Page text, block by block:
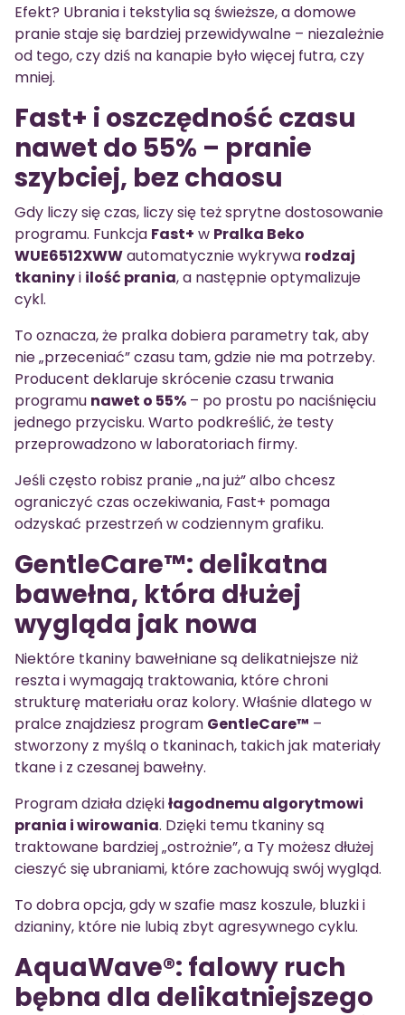
Efekt? Ubrania i tekstylia są świeższe, a domowe
pranie staje się bardziej przewidywalne – niezależnie
od tego, czy dziś na kanapie było więcej futra, czy
mniej.
Fast+ i oszczędność czasu
nawet do 55% – pranie
szybciej, bez chaosu
Gdy liczy się czas, liczy się też sprytne dostosowanie
programu. Funkcja Fast+ w Pralka Beko
WUE6512XWWautomatycznie wykrywa rodzaj
tkaninyi ilość prania, a następnie optymalizuje
cykl.
To oznacza, że pralka dobiera parametry tak, aby
nie „przeceniać” czasu tam, gdzie nie ma potrzeby.
Producent deklaruje skrócenie czasu trwania
programu nawet o 55% – po prostu po naciśnięciu
jednego przycisku. Warto podkreślić, że testy
przeprowadzono w laboratoriach firmy.
Jeśli często robisz pranie „na już” albo chcesz
ograniczyć czas oczekiwania, Fast+ pomaga
odzyskać przestrzeń w codziennym grafiku.
GentleCare™: delikatna
bawełna, która dłużej
wygląda jak nowa
Niektóre tkaniny bawełniane są delikatniejsze niż
reszta i wymagają traktowania, które chroni
strukturę materiału oraz kolory. Właśnie dlatego w
pralce znajdziesz program GentleCare™ –
stworzony z myślą o tkaninach, takich jak materiały
tkane i z czesanej bawełny.
Program działa dziękiłagodnemu algorytmowi
prania i wirowania. Dzięki temu tkaniny są
traktowane bardziej „ostrożnie”, a Ty możesz dłużej
cieszyć się ubraniami, które zachowują swój wygląd.
To dobra opcja, gdy w szafie masz koszule, bluzki i
dzianiny, które nie lubią zbyt agresywnego cyklu.
AquaWave®: falowy ruch
bębna dla delikatniejszego